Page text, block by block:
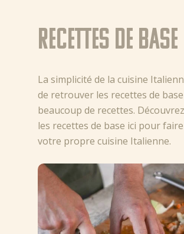
Recettes de base
La simplicité de la cuisine
de retrouver les recettes de
beaucoup de recettes.
les recettes de base ici pour
votre propre cuisine Italienne.